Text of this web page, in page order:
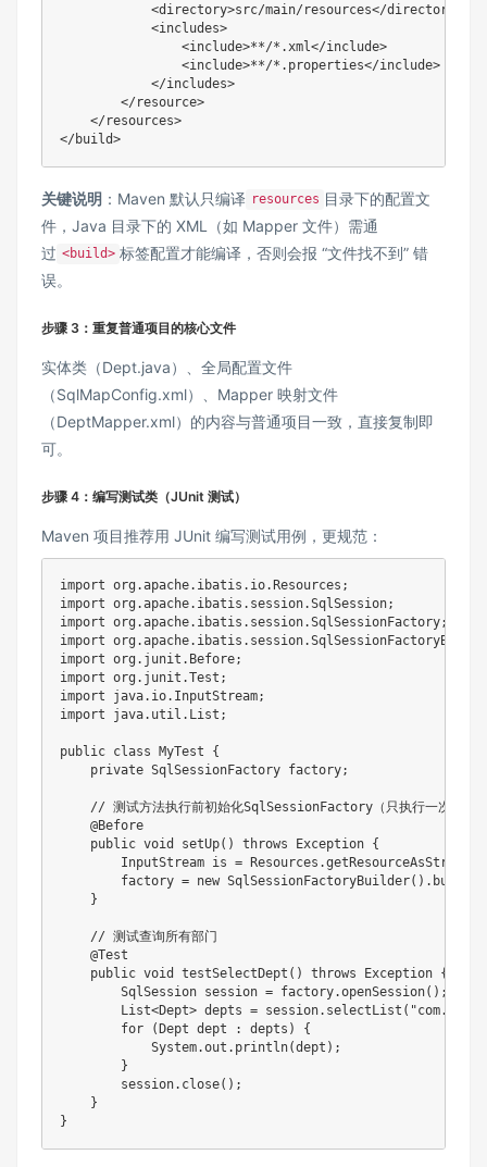
            <directory>src/main/resources</directory>
            <includes>
                <include>**/*.xml</include>
                <include>**/*.properties</include>
            </includes>
        </resource>
    </resources>
关键说明 ：Maven 默认只编译 resources 目录下的配置文
件，Java 目录下的 XML（如 Mapper 文件）需通
过 <build> 标签配置才能编译，否则会报 “文件找不到” 错
误。
步骤 3：重复普通项目的核心文件
实体类（Dept.java）、全局配置文件
（SqlMapConfig.xml）、Mapper 映射文件
（DeptMapper.xml）的内容与普通项目一致，直接复制即
可。
步骤 4：编写测试类（JUnit 测试）
Maven 项目推荐用 JUnit 编写测试用例，更规范：
import org.apache.ibatis.io.Resources;
import org.apache.ibatis.session.SqlSession;
import org.apache.ibatis.session.SqlSessionFactory;
import
import org.junit.Before;
import org.junit.Test;
import java.io.InputStream;
import java.util.List;
public class MyTest {
    private SqlSessionFactory factory;
    // 测试方法执行前初始化SqlSessionFactory（只执行一次）
    @Before
    public void setUp() throws Exception {
InputStream is =
factory = new
    }
    // 测试查询所有部门
    @Test
    public void testSelectDept() throws Exception {
        SqlSession session = factory.openSession();
List<Dept> depts =
        for (Dept dept : depts) {
            System.out.println(dept);
        }
        session.close();
    }